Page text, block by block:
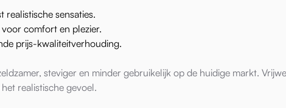
sensaties.
comfort en plezier.
prijs-kwaliteitverhouding.
steviger en minder gebruikelijk op de huidige markt.
realistische gevoel.